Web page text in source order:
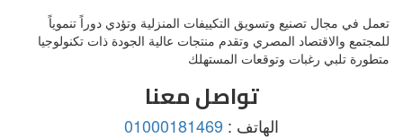
تعمل في مجال تصنيع وتسويق التكييفات المنزلية وتؤدي دوراً تنموياً
للمجتمع والاقتصاد المصري وتقدم منتجات عالية الجودة ذات تكنولوجيا
متطورة تلبي رغبات وتوقعات المستهلك
تواصل معنا
الهاتف : 01000181469